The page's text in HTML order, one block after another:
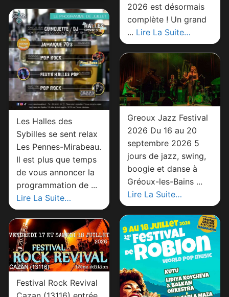
2026 est désormais
complète ! Un grand
... Lire La Suite…
Les Halles des
Sybilles se sent relax
Les Pennes-Mirabeau.
Il est plus que temps
de vous annoncer la
programmation de ...
Lire La Suite…
Greoux Jazz Festival
2026 Du 16 au 20
septembre 2026 5
jours de jazz, swing,
boogie et danse à
Gréoux-les-Bains ...
Lire La Suite…
Festival Rock Revival